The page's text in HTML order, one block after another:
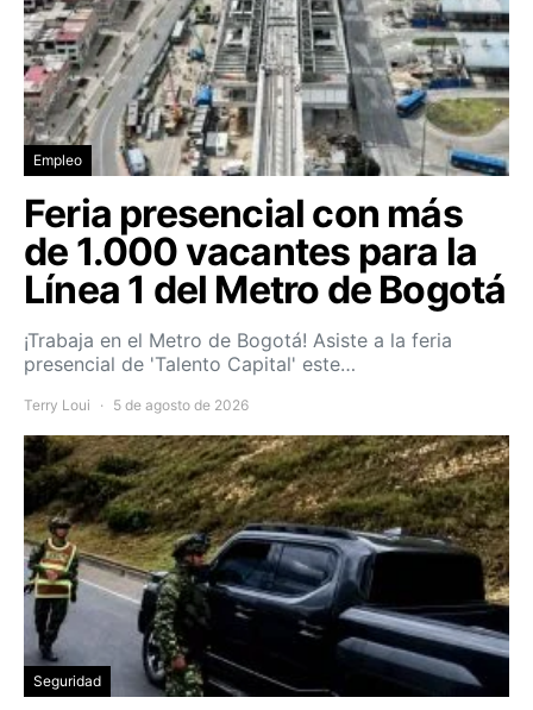
Empleo
Feria presencial con más
de 1.000 vacantes para la
Línea 1 del Metro de Bogotá
¡Trabaja en el Metro de Bogotá! Asiste a la feria
presencial de 'Talento Capital' este…
Terry Loui 5 de agosto de 2026
Seguridad